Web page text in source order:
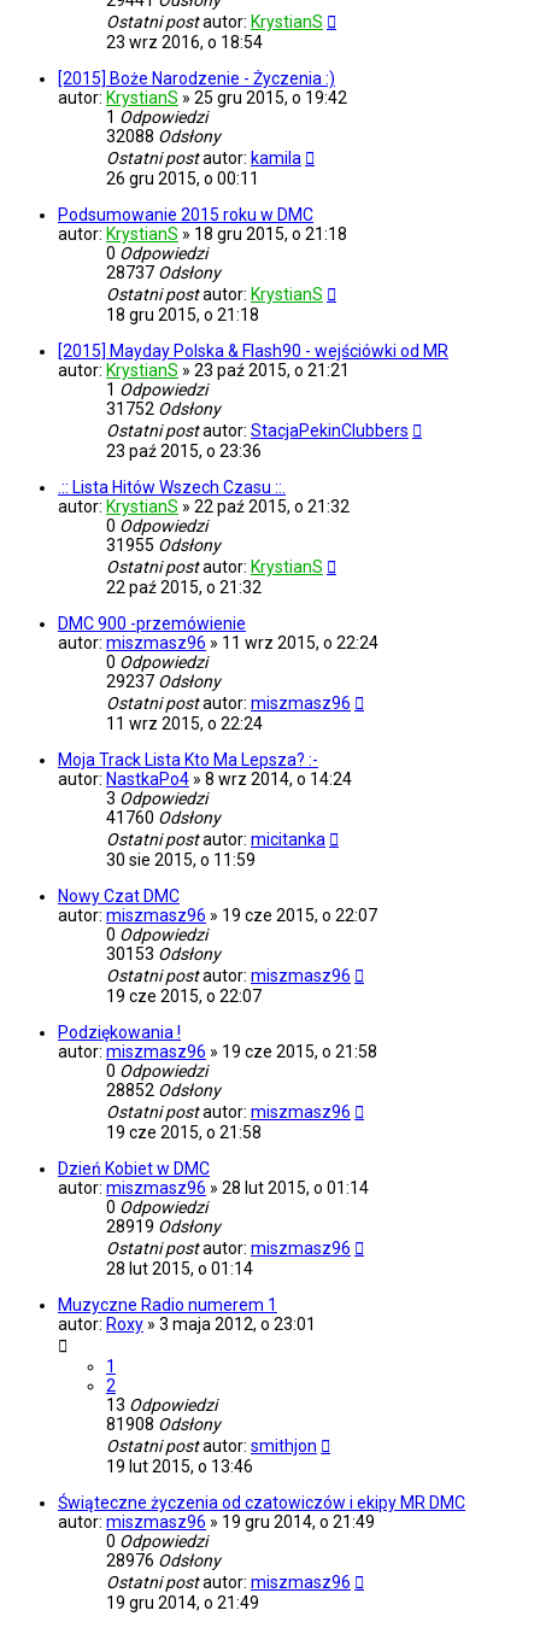
Ostatni postautor: KrystianS
23 wrz 2016, o 18:54
[2015] Boże Narodzenie - Życzenia :)
autor: KrystianS » 25 gru 2015, o 19:42
1 Odpowiedzi
32088 Odsłony
Ostatni postautor: kamila
26 gru 2015, o 00:11
Podsumowanie 2015 roku w DMC
autor: KrystianS » 18 gru 2015, o 21:18
0 Odpowiedzi
28737 Odsłony
Ostatni postautor: KrystianS
18 gru 2015, o 21:18
[2015] Mayday Polska & Flash90 - wejściówki od MR
autor: KrystianS » 23 paź 2015, o 21:21
1 Odpowiedzi
31752 Odsłony
Ostatni postautor: StacjaPekinClubbers
23 paź 2015, o 23:36
.:: Lista Hitów Wszech Czasu ::.
autor: KrystianS » 22 paź 2015, o 21:32
0 Odpowiedzi
31955 Odsłony
Ostatni postautor: KrystianS
22 paź 2015, o 21:32
DMC 900 -przemówienie
autor: miszmasz96 » 11 wrz 2015, o 22:24
0 Odpowiedzi
29237 Odsłony
Ostatni postautor: miszmasz96
11 wrz 2015, o 22:24
Moja Track Lista Kto Ma Lepsza? :-
autor: NastkaPo4 » 8 wrz 2014, o 14:24
3 Odpowiedzi
41760 Odsłony
Ostatni postautor: micitanka
30 sie 2015, o 11:59
Nowy Czat DMC
autor: miszmasz96 » 19 cze 2015, o 22:07
0 Odpowiedzi
30153 Odsłony
Ostatni postautor: miszmasz96
19 cze 2015, o 22:07
Podziękowania !
autor: miszmasz96 » 19 cze 2015, o 21:58
0 Odpowiedzi
28852 Odsłony
Ostatni postautor: miszmasz96
19 cze 2015, o 21:58
Dzień Kobiet w DMC
autor: miszmasz96 » 28 lut 2015, o 01:14
0 Odpowiedzi
28919 Odsłony
Ostatni postautor: miszmasz96
28 lut 2015, o 01:14
Muzyczne Radio numerem 1
autor: Roxy » 3 maja 2012, o 23:01
1
2
13 Odpowiedzi
81908 Odsłony
Ostatni postautor: smithjon
19 lut 2015, o 13:46
Świąteczne życzenia od czatowiczów i ekipy MR DMC
autor: miszmasz96 » 19 gru 2014, o 21:49
0 Odpowiedzi
28976 Odsłony
Ostatni postautor: miszmasz96
19 gru 2014, o 21:49